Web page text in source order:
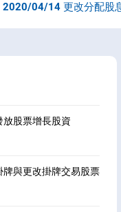
2020/04/14 更改分配股
股票增長股資
與更改掛牌交易股票